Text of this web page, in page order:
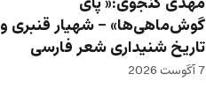
گوش‌ماهی‌ها» – شهیار قنبری و
تاریخ شنیداری شعر فارسی
7 آگوست 2026